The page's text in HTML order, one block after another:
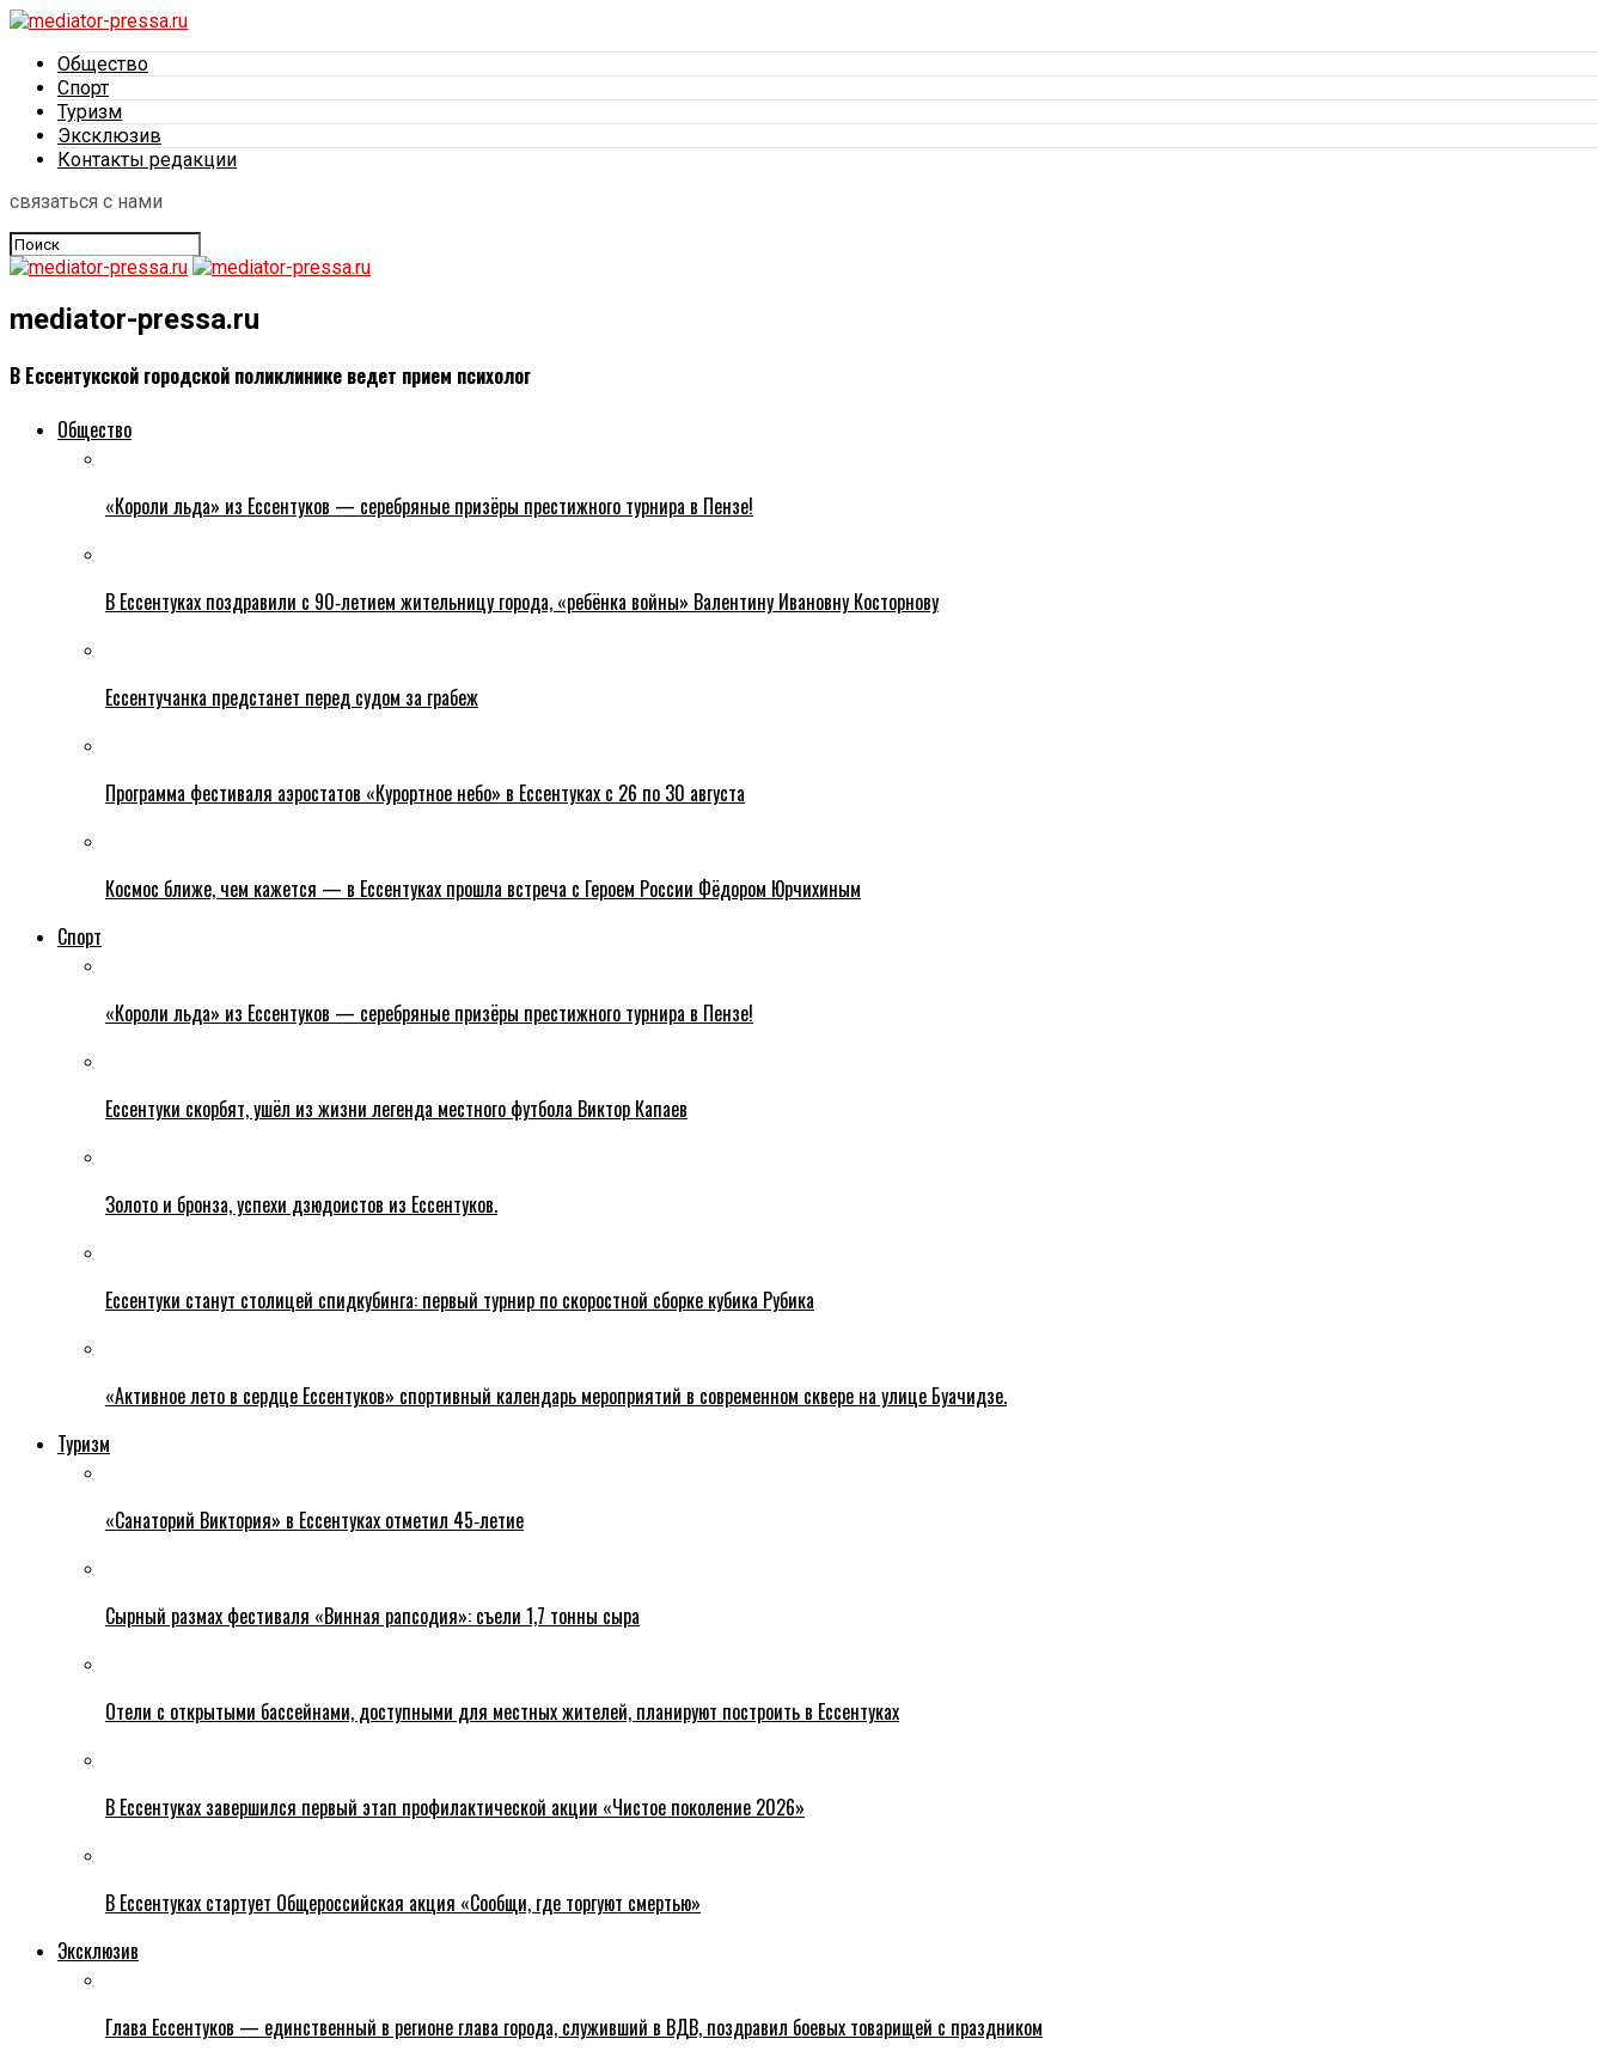
Общество
Спорт
Туризм
Эксклюзив
Контакты редакции
связаться с нами
mediator-pressa.ru
В Ессентукской городской поликлинике ведет прием психолог
Общество
«Короли льда» из Ессентуков — серебряные призёры престижного турнира в Пензе!
В Ессентуках поздравили с 90‑летием жительницу города, «ребёнка войны» Валентину Ивановну Косторнову
Ессентучанка предстанет перед судом за грабеж
Программа фестиваля аэростатов «Курортное небо» в Ессентуках с 26 по 30 августа
Космос ближе, чем кажется — в Ессентуках прошла встреча с Героем России Фёдором Юрчихиным
Спорт
«Короли льда» из Ессентуков — серебряные призёры престижного турнира в Пензе!
Ессентуки скорбят, ушёл из жизни легенда местного футбола Виктор Капаев
Золото и бронза, успехи дзюдоистов из Ессентуков.
Ессентуки станут столицей спидкубинга: первый турнир по скоростной сборке кубика Рубика
«Активное лето в сердце Ессентуков» спортивный календарь мероприятий в современном сквере на улице Буачидзе.
Туризм
«Санаторий Виктория» в Ессентуках отметил 45‑летие
Сырный размах фестиваля «Винная рапсодия»: съели 1,7 тонны сыра
Отели с открытыми бассейнами, доступными для местных жителей, планируют построить в Ессентуках
В Ессентуках завершился первый этап профилактической акции «Чистое поколение 2026»
В Ессентуках стартует Общероссийская акция «Сообщи, где торгуют смертью»
Эксклюзив
Глава Ессентуков — единственный в регионе глава города, служивший в ВДВ, поздравил боевых товарищей с праздником